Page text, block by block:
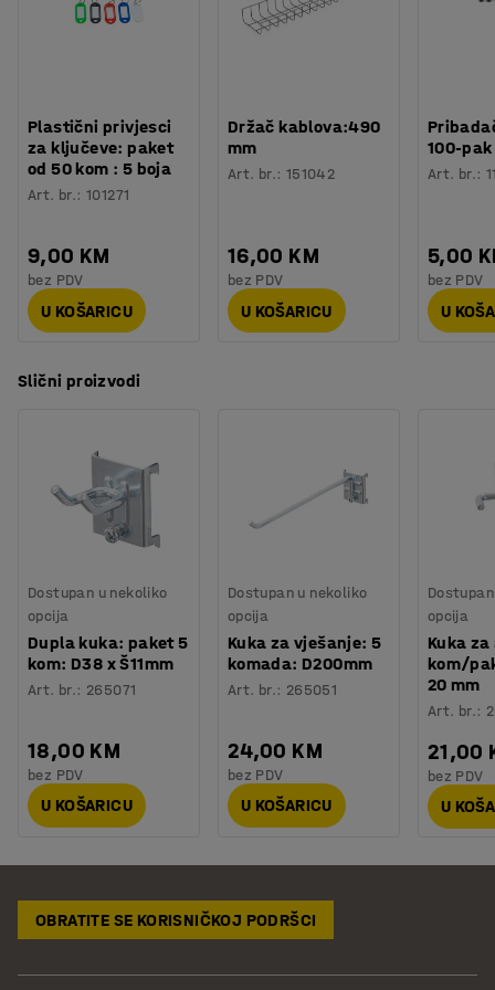
: 0,25 kg
Plastični privjesci
za ključeve: paket
od 50 kom : 5 boja
Art. br.:101271
9,00 KM
bez PDV
U KOŠARICU
Držač kablova:490
mm
Art. br.: 151042
16,00 KM
bez PDV
U KOŠARICU
100-pak
Art. br.:
5,00
bez PDV
U
Slični proizvodi
Dostupan u nekoliko
opcija
Dupla kuka: paket 5
kom: D38 x Š11mm
Art. br.: 265071
18,00 KM
bez PDV
U KOŠARICU
Dostupan u nekoliko
opcija
Kuka za vješanje: 5
komada: D200mm
Art. br.: 265051
24,00 KM
bez PDV
U KOŠARICU
opcija
Kuka
kom/
20 mm
Art. br.:
21,00
bez PDV
U
OBRATITE SE KORISNIČKOJ PODRŠCI